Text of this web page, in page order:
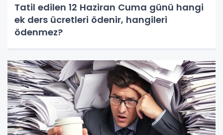
Tatil edilen 12 Haziran Cuma günü hangi
ek ders ücretleri ödenir, hangileri
ödenmez?